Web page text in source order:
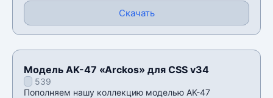
Скачать
Модель AK-47 «Arckos» для CSS v34
539
Пополняем нашу коллекцию моделью AK-47